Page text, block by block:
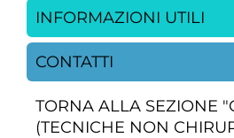
INFORMAZIONI UTILI
CONTATTI
TORNA ALLA SEZIONE
(TECNICHE NON